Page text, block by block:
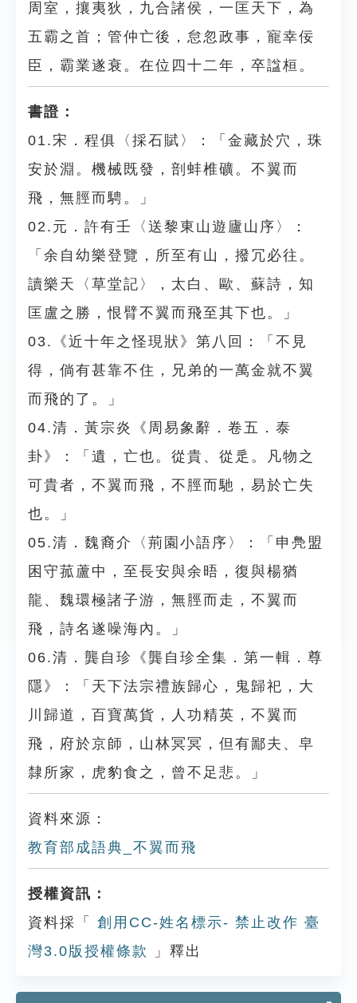
周室，攘夷狄，九合諸侯，一匡天下，為
五霸之首；管仲亡後，怠忽政事，寵幸佞
臣，霸業遂衰。在位四十二年，卒諡桓。
書證：
01.宋．程俱〈採石賦〉：「金藏於穴，珠
安於淵。機械既發，剖蚌椎礦。不翼而
飛，無脛而騁。」
02.元．許有壬〈送黎東山遊廬山序〉：
「余自幼樂登覽，所至有山，撥冗必往。
讀樂天〈草堂記〉，太白、歐、蘇詩，知
匡盧之勝，恨臂不翼而飛至其下也。」
03.《近十年之怪現狀》第八回：「不見
得，倘有甚靠不住，兄弟的一萬金就不翼
而飛的了。」
04.清．黃宗炎《周易象辭．卷五．泰
卦》：「遺，亡也。從貴、從辵。凡物之
可貴者，不翼而飛，不脛而馳，易於亡失
也。」
05.清．魏裔介〈荊園小語序〉：「申鳧盟
困守菰蘆中，至長安與余晤，復與楊猶
龍、魏環極諸子游，無脛而走，不翼而
飛，詩名遂噪海內。」
06.清．龔自珍《龔自珍全集．第一輯．尊
隱》：「天下法宗禮族歸心，鬼歸祀，大
川歸道，百寶萬貨，人功精英，不翼而
飛，府於京師，山林冥冥，但有鄙夫、皁
隸所家，虎豹食之，曾不足悲。」
資料來源：
教育部成語典_不翼而飛
授權資訊：
資料採「
創用CC-姓名標示- 禁止改作 臺
灣3.0版授權條款
」釋出